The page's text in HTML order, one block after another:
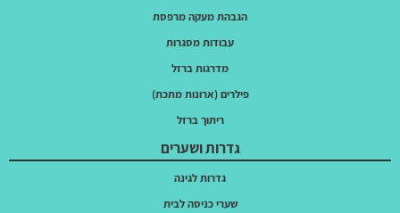
הגבהת מעקה מרפסת
עבודות מסגרות
מדרגות ברזל
פילרים (ארונות מתכת)
ריתוך ברזל
גדרות ושערים
גדרות לגינה
שערי כניסה לבית